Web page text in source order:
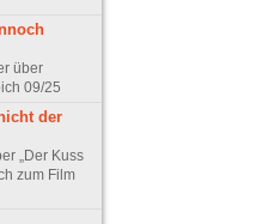
über
09/25
der
„Der Kuss
zum Film